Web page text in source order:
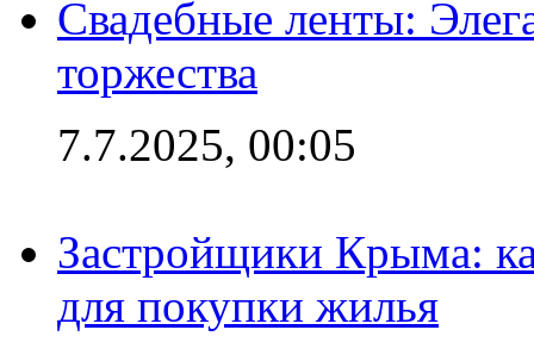
Свадебные ленты:
торжества
7.7.2025, 00:05
Застройщики Крыма:
для покупки жилья